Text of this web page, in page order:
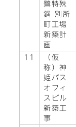
鷺特殊
鋼 別所
町工場
新築計
画
11
（仮
称）神
姫バス
オフィ
スビル
新築工
事